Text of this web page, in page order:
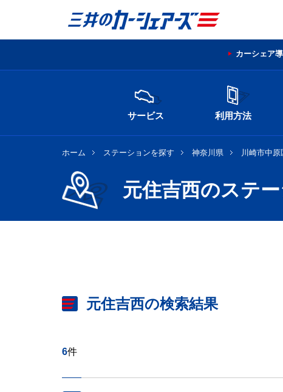
カーシェア
サービス 利用方法
ホーム ステーションを探す 神奈川県 川崎市中原
元住吉西のステ
元住吉西の検索結果
6件